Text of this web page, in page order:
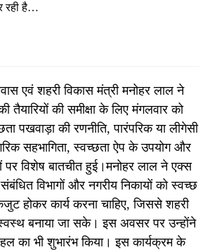
रही है…
एवं शहरी विकास मंत्री मनोहर लाल ने
तैयारियों की समीक्षा के लिए मंगलवार को
पखवाड़ा की रणनीति, पारंपरिक या लीगेसी
सहभागिता, स्वच्छता ऐप के उपयोग और
पर विशेष बातचीत हुई।मनोहर लाल ने एक्स
विभागों और नगरीय निकायों को स्वच्छ
होकर कार्य करना चाहिए, जिससे शहरी
बनाया जा सके। इस अवसर पर उन्होंने
का भी शुभारंभ किया। इस कार्यक्रम के